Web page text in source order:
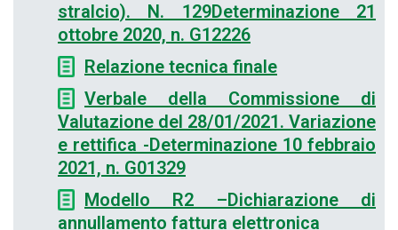
stralcio). N. 129Determinazione 21
ottobre 2020, n. G12226
Relazione tecnica finale
Verbale della Commissione di
Valutazione del 28/01/2021. Variazione
e rettifica -Determinazione 10 febbraio
2021, n. G01329
Modello R2 –Dichiarazione di
annullamento fattura elettronica